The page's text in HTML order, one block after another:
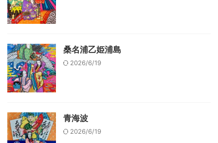
桑名浦乙姫浦島
2026/6/19
青海波
2026/6/19